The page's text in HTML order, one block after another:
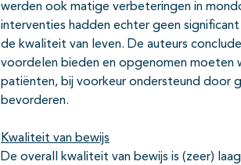
werden ook matige verbeteringen in
interventies hadden echter geen
de kwaliteit van leven. De auteurs
voordelen bieden en opgenomen moeten
patiënten, bij voorkeur ondersteund door
bevorderen.
Kwaliteit van bewijs
De overall kwaliteit van bewijs is (zeer)